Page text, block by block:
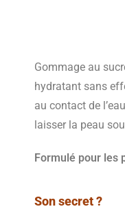
Gommage au
hydratant sans
au contact de
laisser la peau
Formulé pour les
Son secret ?